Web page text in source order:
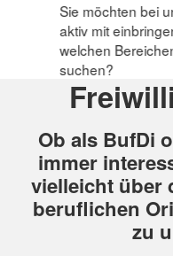
Sie möchten bei
aktiv mit
welchen
suchen?
Ob als BufDi
immer
vielleicht über
beruflichen
zu